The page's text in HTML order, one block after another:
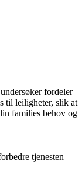
fordeler
til leiligheter, slik at
families behov og
tjenesten